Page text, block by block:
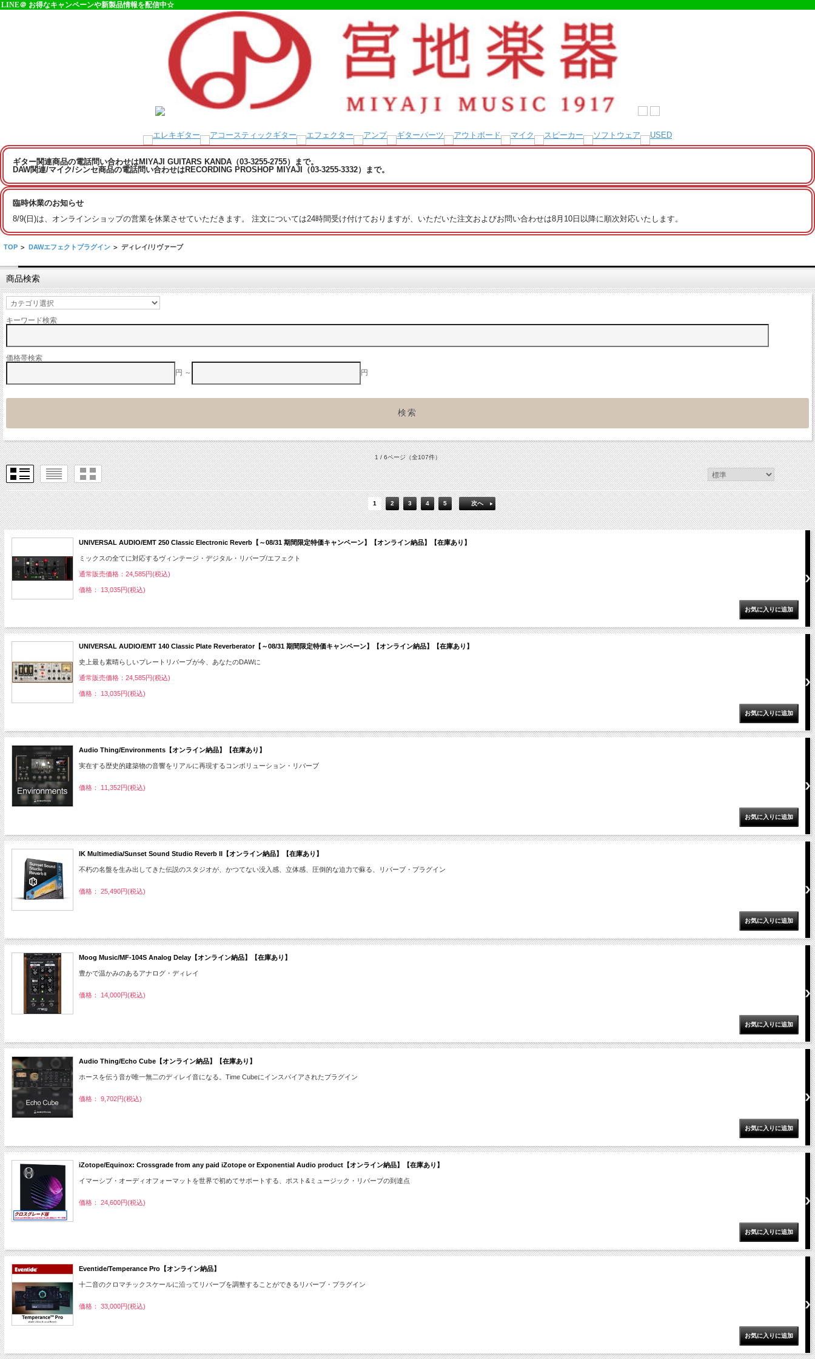
LINE＠ お得なキャンペーンや新製品情報を配信中☆
ギター関連商品の電話問い合わせはMIYAJI GUITARS KANDA（03-3255-2755）まで。
DAW関連/マイク/シンセ商品の電話問い合わせはRECORDING PROSHOP MIYAJI（03-3255-3332）まで。
臨時休業のお知らせ
8/9(日)は、オンラインショップの営業を休業させていただきます。 注文については24時間受け付けておりますが、いただいた注文およびお問い合わせは8月10日以降に順次対応いたします。
TOP > DAWエフェクトプラグイン > ディレイ/リヴァーブ
商品検索
キーワード検索
価格帯検索
円 ～
円
1 / 6ページ（全107件）
1 2 3 4 5 次へ
UNIVERSAL AUDIO/EMT 250 Classic Electronic Reverb【～08/31 期間限定特価キャンペーン】【オンライン納品】【在庫あり】
ミックスの全てに対応するヴィンテージ・デジタル・リバーブ/エフェクト
通常販売価格：24,585円(税込)
価格： 13,035円(税込)
UNIVERSAL AUDIO/EMT 140 Classic Plate Reverberator【～08/31 期間限定特価キャンペーン】【オンライン納品】【在庫あり】
史上最も素晴らしいプレートリバーブが今、あなたのDAWに
通常販売価格：24,585円(税込)
価格： 13,035円(税込)
Audio Thing/Environments【オンライン納品】【在庫あり】
実在する歴史的建築物の音響をリアルに再現するコンボリューション・リバーブ
価格： 11,352円(税込)
IK Multimedia/Sunset Sound Studio Reverb II【オンライン納品】【在庫あり】
不朽の名盤を生み出してきた伝説のスタジオが、かつてない没入感、立体感、圧倒的な迫力で蘇る、リバーブ・プラグイン
価格： 25,490円(税込)
Moog Music/MF-104S Analog Delay【オンライン納品】【在庫あり】
豊かで温かみのあるアナログ・ディレイ
価格： 14,000円(税込)
Audio Thing/Echo Cube【オンライン納品】【在庫あり】
ホースを伝う音が唯一無二のディレイ音になる。Time Cubeにインスパイアされたプラグイン
価格： 9,702円(税込)
iZotope/Equinox: Crossgrade from any paid iZotope or Exponential Audio product【オンライン納品】【在庫あり】
イマーシブ・オーディオフォーマットを世界で初めてサポートする、ポスト&ミュージック・リバーブの到達点
価格： 24,600円(税込)
Eventide/Temperance Pro【オンライン納品】
十二音のクロマチックスケールに沿ってリバーブを調整することができるリバーブ・プラグイン
価格： 33,000円(税込)